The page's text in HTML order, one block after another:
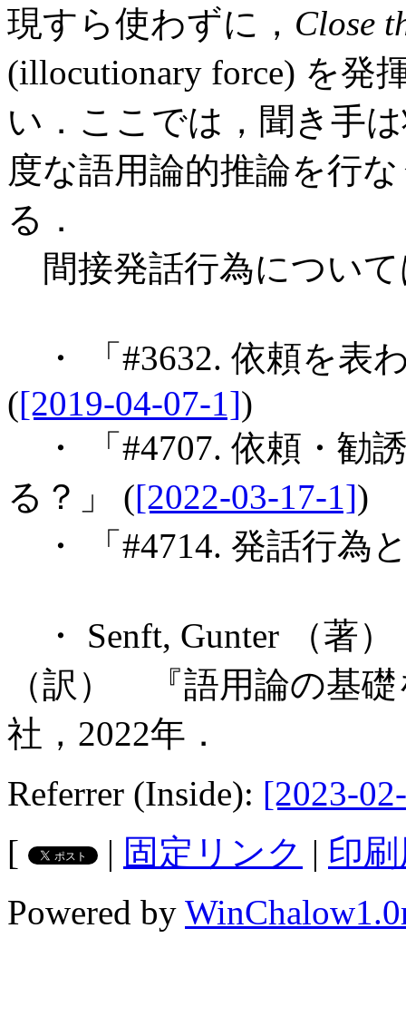
現すら使わずに， Close
(illocutionary force) を発
い．ここでは，聞き手
度な語用論的推論を行
る．
間接発話行為につい
・ 「#3632. 依頼を表
([2019-04-07-1])
・ 「#4707. 依頼・勧
る？」 ([2022-03-17-1])
・ 「#4714. 発話行為
・ Senft, Gunter （著
（訳） 『語用論の基
社，2022年．
Referrer (Inside): [2023-
[
| 固定リンク | 印
Powered by